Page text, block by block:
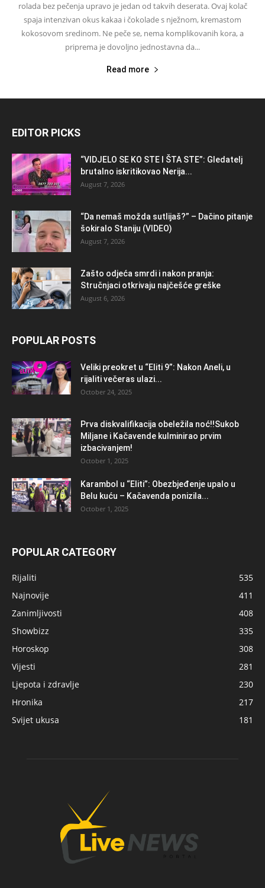
rolada bez pečenja upravo je jedan od takvih deserata. Ovaj kolač
spaja intenzivan okus kakaa i čokolade s nježnom, kremastom
kokosovom sredinom. Ne peče se, nema komplikovanih kora, a
priprema je dovoljno jednostavna da...
Read more
EDITOR PICKS
“VIDJELO SE KO STE I ŠTA STE”: Gledatelj
brutalno iskritikovao Nerija...
August 7, 2026
“Da nemaš možda sutlijaš?” – Dačino pitanje
šokiralo Staniju (VIDEO)
August 7, 2026
Zašto odjeća smrdi i nakon pranja:
Stručnjaci otkrivaju najčešće greške
August 6, 2026
POPULAR POSTS
Veliki preokret u “Eliti 9”: Nakon Aneli, u
rijaliti večeras ulazi...
October 24, 2025
Prva diskvalifikacija obeležila noć!!Sukob
Miljane i Kačavende kulminirao prvim
izbacivanjem!
October 1, 2025
Karambol u “Eliti”: Obezbjeđenje upalo u
Belu kuću – Kačavenda ponizila...
October 1, 2025
POPULAR CATEGORY
Rijaliti
535
Najnovije
411
Zanimljivosti
408
Showbizz
335
Horoskop
308
Vijesti
281
Ljepota i zdravlje
230
Hronika
217
Svijet ukusa
181